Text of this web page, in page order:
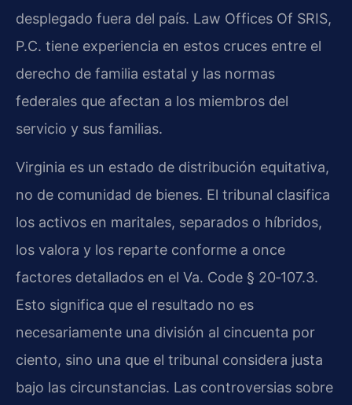
desplegado fuera del país. Law Offices Of SRIS,
P.C. tiene experiencia en estos cruces entre el
derecho de familia estatal y las normas
federales que afectan a los miembros del
servicio y sus familias.
Virginia es un estado de distribución equitativa,
no de comunidad de bienes. El tribunal clasifica
los activos en maritales, separados o híbridos,
los valora y los reparte conforme a once
factores detallados en el Va. Code § 20‑107.3.
Esto significa que el resultado no es
necesariamente una división al cincuenta por
ciento, sino una que el tribunal considera justa
bajo las circunstancias. Las controversias sobre